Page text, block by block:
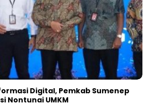
Digital, Pemkab Sumenep
Nontunai UMKM